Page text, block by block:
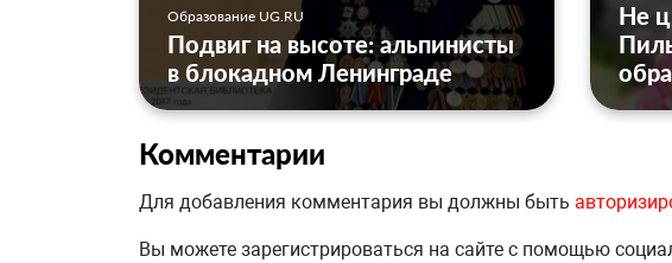
Образование UG.RU
Подвиг на высоте: альпинисты
в блокадном Ленинграде
Не
Комментарии
Для добавления комментария вы должны быть
Вы можете зарегистрироваться на сайте с помощью